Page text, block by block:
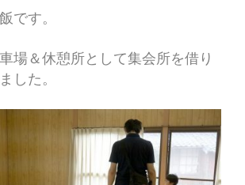
です。
場＆休憩所として集会所を借り
した。